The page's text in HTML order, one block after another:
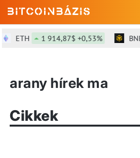
ETH 1 914,87$ +0,53% BNB
arany hírek ma
Cikkek